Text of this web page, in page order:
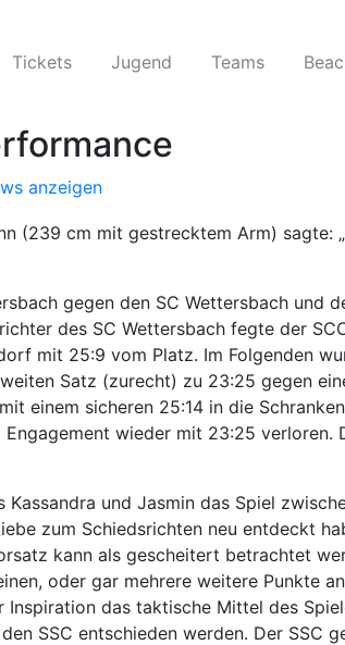
Tickets Jugend Teams​
anzeigen
(239 cm mit gestrecktem Arm) sagte:
gegen den SC Wettersbach und
des SC Wettersbach fegte der
mit 25:9 vom Platz. Im Folgenden
Satz (zurecht) zu 23:25 gegen
einem sicheren 25:14 in die
wieder mit 23:25
Kassandra und Jasmin das Spiel
zum Schiedsrichten neu entdeckt
kann als gescheitert betrachtet
oder gar mehrere weitere Punkte
Inspiration das taktische Mittel des
SSC entschieden werden. Der SSC